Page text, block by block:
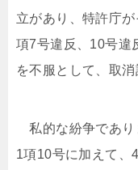
立があり、特許庁
項7号違反、10号違
を不服として、取
私的な紛争であり
1項10号に加えて、